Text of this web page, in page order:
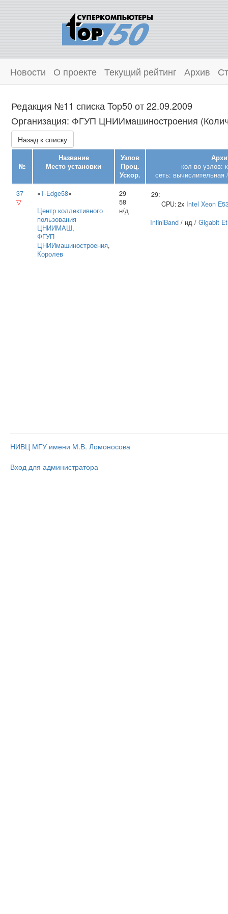
Новости О проекте Текущий рейтинг Архив
Редакция №11 списка Top50 от 22.09.2009
Организация: ФГУП ЦНИИмашиностроения
Назад к списку
№
Название
Место установки
Узлов
Проц.
Ускор.
кол-во узлов:
сеть: вычислительная
37
▽
«T-Edge58»
Центр коллективного
пользования
ЦНИИМАШ,
ФГУП
ЦНИИмашиностроения,
Королев
29
58
н/д
29:
CPU:2x Intel Xeon
InfiniBand / нд / Gigabit
НИВЦ МГУ имени М.В. Ломоносова
Вход для администратора